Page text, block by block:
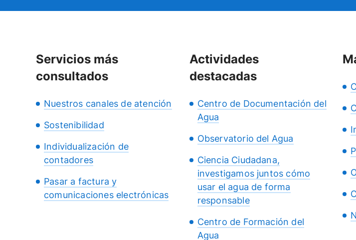
Servicios más
consultados
Nuestros canales de atención
Sostenibilidad
Individualización de
contadores
Pasar a factura y
comunicaciones electrónicas
Actividades
destacadas
Centro de Documentación del
Agua
Observatorio del Agua
Ciencia Ciudadana,
investigamos juntos cómo
usar el agua de forma
responsable
Centro de Formación del
Agua